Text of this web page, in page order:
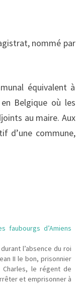
nommé par
équivalent à
Belgique où les
au maire. Aux
d’une commune,
faubourgs d’Amiens
durant l’absence du roi
II le bon, prisonnier
Charles, le régent de
et emprisonner à